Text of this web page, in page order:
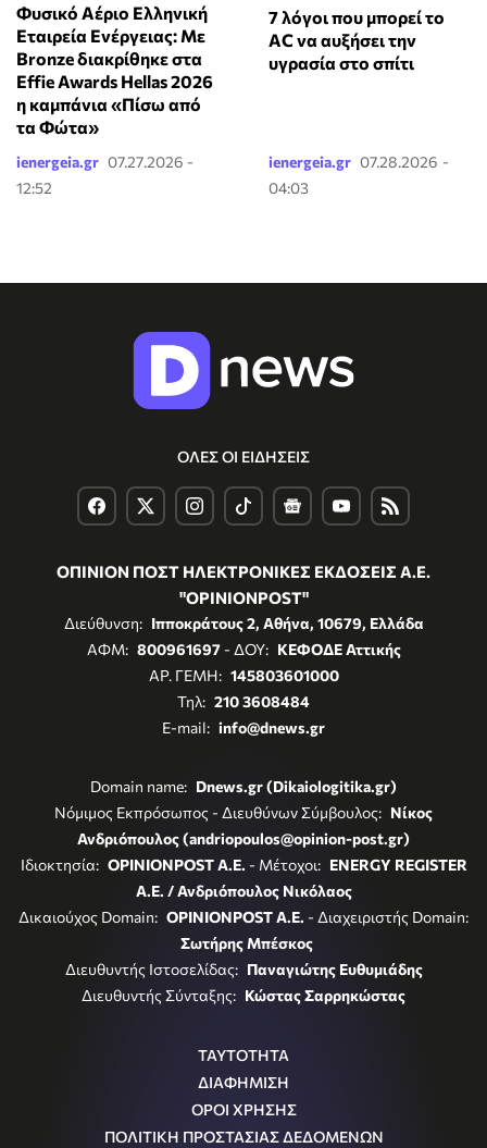
Φυσικό Αέριο Ελληνική
Εταιρεία Ενέργειας: Με
Bronze διακρίθηκε στα
Effie Awards Hellas 2026
η καμπάνια «Πίσω από
τα Φώτα»
ienergeia.gr 07.27.2026 -
12:52
7 λόγοι που μπορεί το
AC να αυξήσει την
υγρασία στο σπίτι
ienergeia.gr 07.28.2026 -
04:03
ΟΛΕΣ ΟΙ ΕΙΔΗΣΕΙΣ
ΟΠΙΝΙΟΝ ΠΟΣΤ ΗΛΕΚΤΡΟΝΙΚΕΣ ΕΚΔΟΣΕΙΣ Α.Ε.
"OPINIONPOST"
Διεύθυνση: Ιπποκράτους 2, Αθήνα, 10679, Ελλάδα
ΑΦΜ: 800961697- ΔΟΥ: ΚΕΦΟΔΕ Αττικής
ΑΡ. ΓΕΜΗ: 145803601000
Τηλ: 210 3608484
E-mail: info@dnews.gr
Domain name: Dnews.gr (Dikaiologitika.gr)
Νόμιμος Εκπρόσωπος - Διευθύνων Σύμβουλος: Νίκος
Ανδριόπουλος (andriopoulos@opinion-post.gr)
Ιδιοκτησία: OPINIONPOST A.E. - Μέτοχοι: ENERGY REGISTER
Α.Ε. / Ανδριόπουλος Νικόλαος
Δικαιούχος Domain: OPINIONPOST A.E. - Διαχειριστής Domain:
Σωτήρης Μπέσκος
Διευθυντής Ιστοσελίδας: Παναγιώτης Ευθυμιάδης
Διευθυντής Σύνταξης: Κώστας Σαρρηκώστας
ΤΑΥΤΟΤΗΤΑ
ΔΙΑΦΗΜΙΣΗ
ΟΡΟΙ ΧΡΗΣΗΣ
ΠΟΛΙΤΙΚΗ ΠΡΟΣΤΑΣΙΑΣ ΔΕΔΟΜΕΝΩΝ